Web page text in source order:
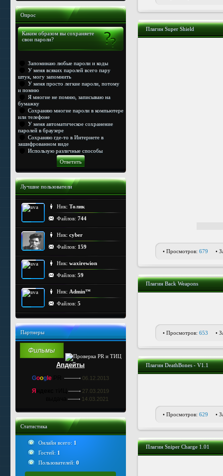
Опрос
Каким образом вы сохраняете
свои пароли?
Запоминаю любые пароли и коды
У меня всяких паролей всего пару
штук, могу запомнить
У меня просто легкие пароли, потому
и помню
Я многие не помню, записываю на
бумажку
Сохраняю многие пароли в компьютере
или телефоне
У меня автоматическое сохранение
паролей в браузере
Сохраняю где-то в Интернете в
зашифрованном виде
Использую различные способы
Лучшие пользователи
Ник: Толик
Файлов: 744
Ник: cyber
Файлов: 159
Ник: waxirewion
Файлов: 59
Ник: Admin™
Файлов: 5
Партнеры
Апдейты
Google 06.12.2013
Я 27.03.2019
14.03.2021
Статистика
Онлайн всего: 1
Гостей: 1
Пользователей: 0
Плагин Super Shield
• Просмотров: 679 •
Плагин Back Weapons
• Просмотров: 653 •
Плагин DeathBones - V1.1
• Просмотров: 629 •
Плагин Sniper Charge 1.01